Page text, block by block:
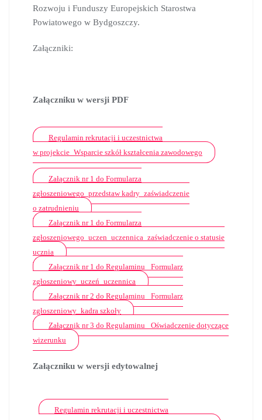
Rozwoju i Funduszy Europejskich Starostwa
Powiatowego w Bydgoszczy.
Załączniki:
Załączniku w wersji PDF
Regulamin rekrutacji i uczestnictwa
w projekcie_Wsparcie szkół kształcenia zawodowego
Załącznik nr 1 do Formularza
zgłoszeniowego_przedstaw kadry_zaświadczenie
o zatrudnieniu
Załącznik nr 1 do Formularza
zgłoszeniowego_uczen_uczennica_zaświadczenie o statusie
ucznia
Załącznik nr 1 do Regulaminu_ Formularz
zgłoszeniowy_uczeń_uczennica
Załącznik nr 2 do Regulaminu_ Formularz
zgłoszeniowy_kadra szkoły
Załącznik nr 3 do Regulaminu_ Oświadczenie dotyczące
wizerunku
Załączniku w wersji edytowalnej
Regulamin rekrutacji i uczestnictwa